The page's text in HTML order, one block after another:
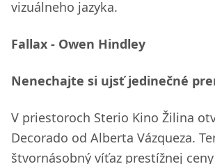
vizuálneho jazyka.
Fallax - Owen Hindley
Nenechajte si ujsť jedinečné
V priestoroch Sterio Kino Žilina
Decorado od Alberta Vázqueza.
štvornásobný víťaz prestížnej